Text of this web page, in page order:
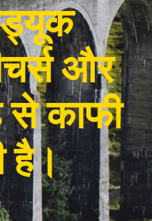
और
से काफी
है।